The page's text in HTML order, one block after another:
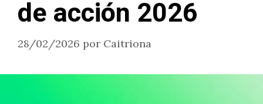
de acción 2026
28/02/2026 por Caitriona